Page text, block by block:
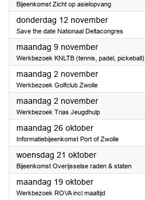
Bijeenkomst Zicht op asielopvang
donderdag 12 november2026
Save the date Nationaal Deltacongres
maandag 9 november2026
Werkbezoek KNLTB (tennis, padel, pickeball)
maandag 2 november2026
Werkbezoek Golfclub Zwolle
maandag 2 november2026
Werkbezoek Trias Jeugdhulp
maandag 26 oktober2026
Informatiebijeenkomst Port of Zwolle
woensdag 21 oktober2026
Bijeenkomst Overijsselse raden & staten
maandag 19 oktober2026
Werkbezoek ROVA incl maaltijd